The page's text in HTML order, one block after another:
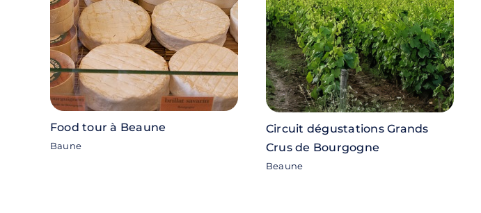
Food tour à Beaune
Baune
Circuit dégustations Grands
Crus de Bourgogne
Beaune